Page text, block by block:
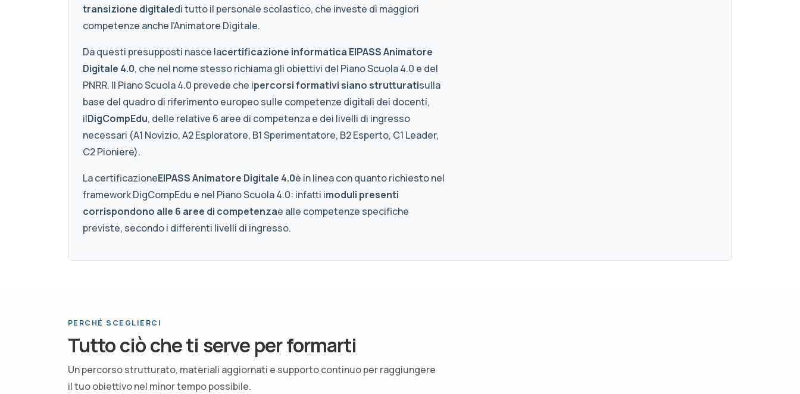
transizione digitaledi tutto il personale scolastico, che investe di maggiori
competenze anche l’Animatore Digitale.
Da questi presupposti nasce lacertificazione informatica EIPASS Animatore
Digitale 4.0, che nel nome stesso richiama gli obiettivi del Piano Scuola 4.0 e del
PNRR. Il Piano Scuola 4.0 prevede che ipercorsi formativi siano strutturatisulla
base del quadro di riferimento europeo sulle competenze digitali dei docenti,
ilDigCompEdu, delle relative 6 aree di competenza e dei livelli di ingresso
necessari (A1 Novizio, A2 Esploratore, B1 Sperimentatore, B2 Esperto, C1 Leader,
C2 Pioniere).
La certificazioneEIPASS Animatore Digitale 4.0è in linea con quanto richiesto nel
framework DigCompEdu e nel Piano Scuola 4.0: infatti imoduli presenti
corrispondono alle 6 aree di competenzae alle competenze specifiche
previste, secondo i differenti livelli di ingresso.
PERCHÉ SCEGLIERCI
Tutto ciò che ti serve per formarti
Un percorso strutturato, materiali aggiornati e supporto continuo per raggiungere
il tuo obiettivo nel minor tempo possibile.